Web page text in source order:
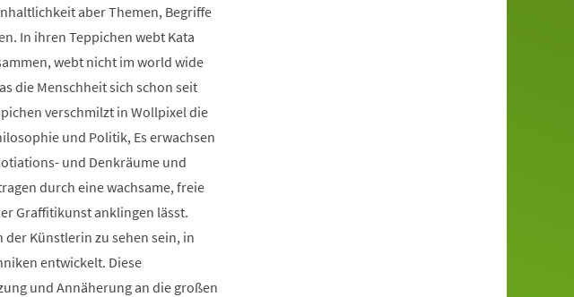
aber Themen, Begriffe
In ihren Teppichen webt Kata
webt nicht im world wide
die Menschheit sich schon seit
verschmilzt in Wollpixel die
und Politik, Es erwachsen
und Denkräume und
durch eine wachsame, freie
Graffitikunst anklingen lässt.
Künstlerin zu sehen sein, in
entwickelt. Diese
und Annäherung an die großen